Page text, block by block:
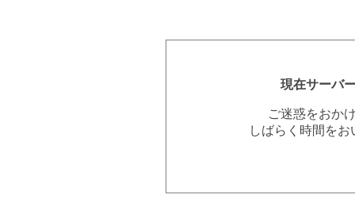
現在サーバ
ご迷惑をおか
しばらく時間を